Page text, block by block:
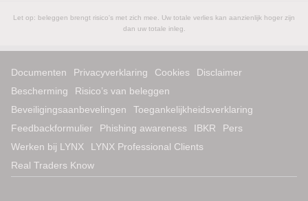
Let op: beleggen brengt risico's met zich mee. Uw totale verlies kan aanzienlijk hoger zijn
dan uw totale inleg.
Documenten Privacyverklaring Cookies
Disclaimer
Bescherming
Risico’s van beleggen
Beveiligingsaanbevelingen
Toegankelijkheidsverklaring
Feedbackformulier
Phishing awareness IBKR
Pers
Werken bij LYNX
LYNX Professional Clients
Real Traders Know